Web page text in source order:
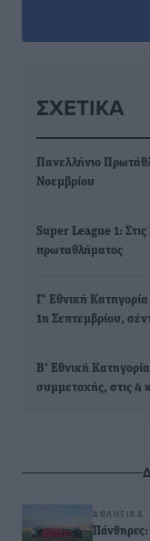
ΣΧΕΤΙΚΆ
Πανελλήνιο
Νοεμβρίου
Super League 1:
πρωταθλήματος
Γ’ Εθνική
1η Σεπτεμβρίου,
Β’ Εθνική
συμμετοχής, στις 4
ΑΘΛΗΤΙΚΆ
Πάνθηρες: